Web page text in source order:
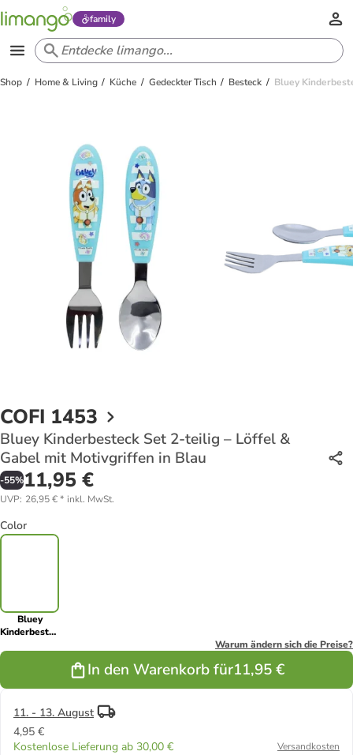
family
Shop Home & Living Küche Gedeckter Tisch Besteck Bluey
COFI 1453
Bluey Kinderbesteck Set 2-teilig – Löffel &
Gabel mit Motivgriffen in Blau
-55%11,95 €
UVP: 26,95 €* inkl. MwSt.
Color
Bluey
Kinderbesteck
Warum ändern sich die Preise?
In den Warenkorb für11,95 €
11. - 13. August
4,95 €
Kostenlose Lieferung ab 30,00 €
Versandkosten